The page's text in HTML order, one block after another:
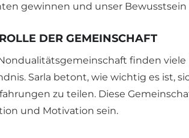
gewinnen und unser
DER GEMEINSCHAFT
finden
Sarla betont, wie wichtig es ist,
zu teilen. Diese
und Motivation sein.